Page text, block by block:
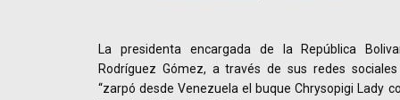
La presidenta encargada de la República
Rodríguez Gómez, a través de sus redes
“zarpó desde Venezuela el buque Chrysopigi Lady